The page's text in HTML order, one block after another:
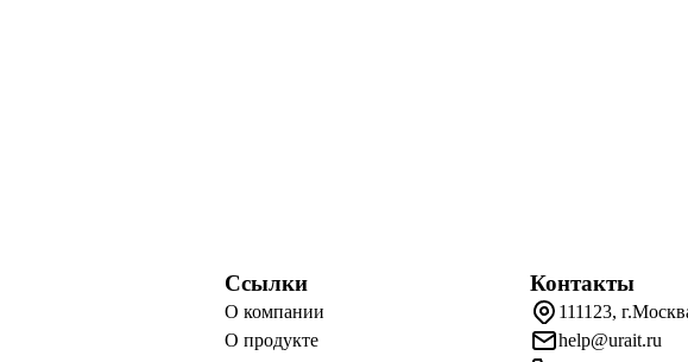
Ссылки
О компании
О продукте
Контакты
111123,
help@urait.ru